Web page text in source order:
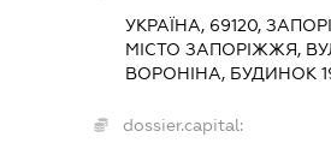
УКРАЇНА, 69120,
МІСТО ЗАПОРІЖЖЯ,
ВОРОНІНА, БУДИНОК
dossier.capital: